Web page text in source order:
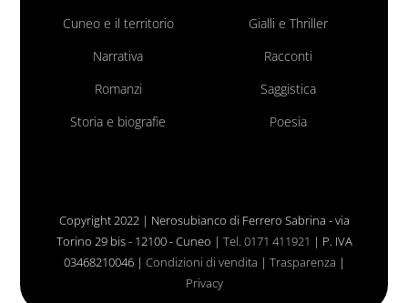
Cuneo e il territorio
Gialli e Thriller
Narrativa
Racconti
Romanzi
Saggistica
Storia e biografie
Poesia
Copyright 2022 | Nerosubianco di Ferrero Sabrina - via
Torino 29 bis - 12100 - Cuneo | Tel. 0171 411921 | P. IVA
03468210046 | Condizioni di vendita | Trasparenza |
Privacy